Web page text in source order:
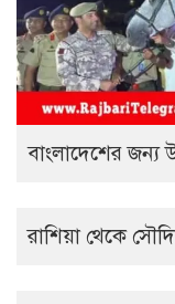
বাংলাদেশের জন্য
রাশিয়া থেকে